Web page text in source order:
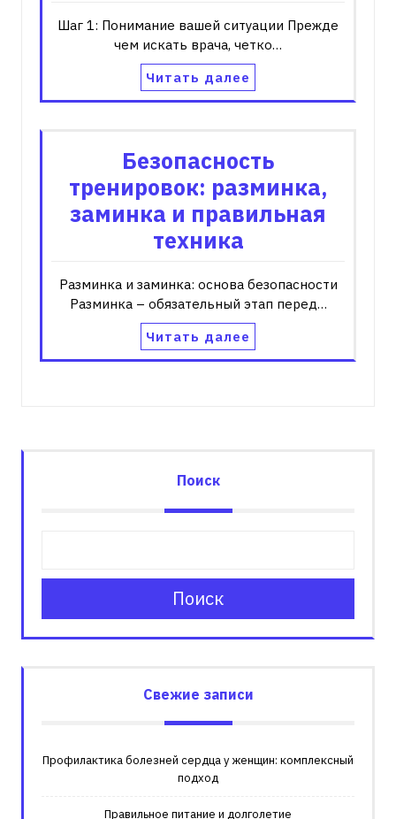
Шаг 1: Понимание вашей ситуации Прежде
чем искать врача‚ четко…
Читать далее
Безопасность
тренировок: разминка,
заминка и правильная
техника
Разминка и заминка: основа безопасности
Разминка – обязательный этап перед…
Читать далее
Поиск
Поиск
Свежие записи
Профилактика болезней сердца у женщин: комплексный
подход
Правильное питание и долголетие